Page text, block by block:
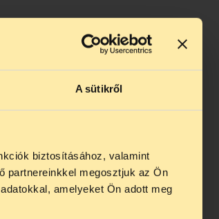
A sütikről
biztosításához, valamint
partnereinkkel megosztjuk az Ön
amelyeket Ön adott meg